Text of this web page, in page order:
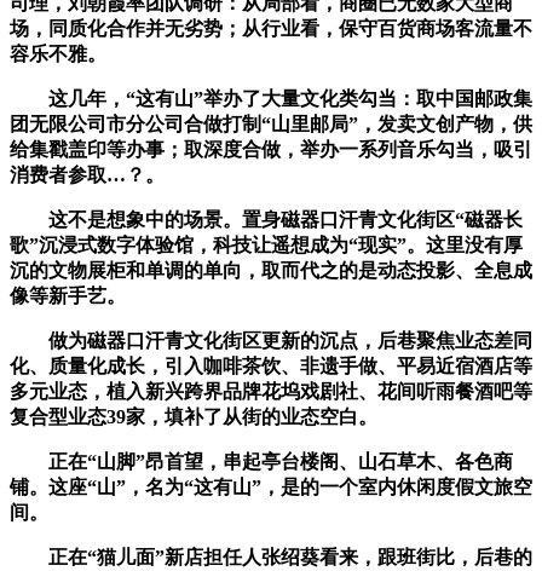
场，同质化合作并无劣势；从行业看，保守百货商场客流量不
容乐不雅。
这几年，“这有山”举办了大量文化类勾当：取中国邮政集
团无限公司市分公司合做打制“山里邮局”，发卖文创产物，供
给集戳盖印等办事；取深度合做，举办一系列音乐勾当，吸引
消费者参取…？。
这不是想象中的场景。置身磁器口汗青文化街区“磁器长
歌”沉浸式数字体验馆，科技让遥想成为“现实”。这里没有厚
沉的文物展柜和单调的单向，取而代之的是动态投影、全息成
像等新手艺。
做为磁器口汗青文化街区更新的沉点，后巷聚焦业态差同
化、质量化成长，引入咖啡茶饮、非遗手做、平易近宿酒店等
多元业态，植入新兴跨界品牌花坞戏剧社、花间听雨餐酒吧等
复合型业态39家，填补了从街的业态空白。
正在“山脚”昂首望，串起亭台楼阁、山石草木、各色商
铺。这座“山”，名为“这有山”，是的一个室内休闲度假文旅空
间。
正在“猫儿面”新店担任人张绍葵看来，跟班街比，后巷的